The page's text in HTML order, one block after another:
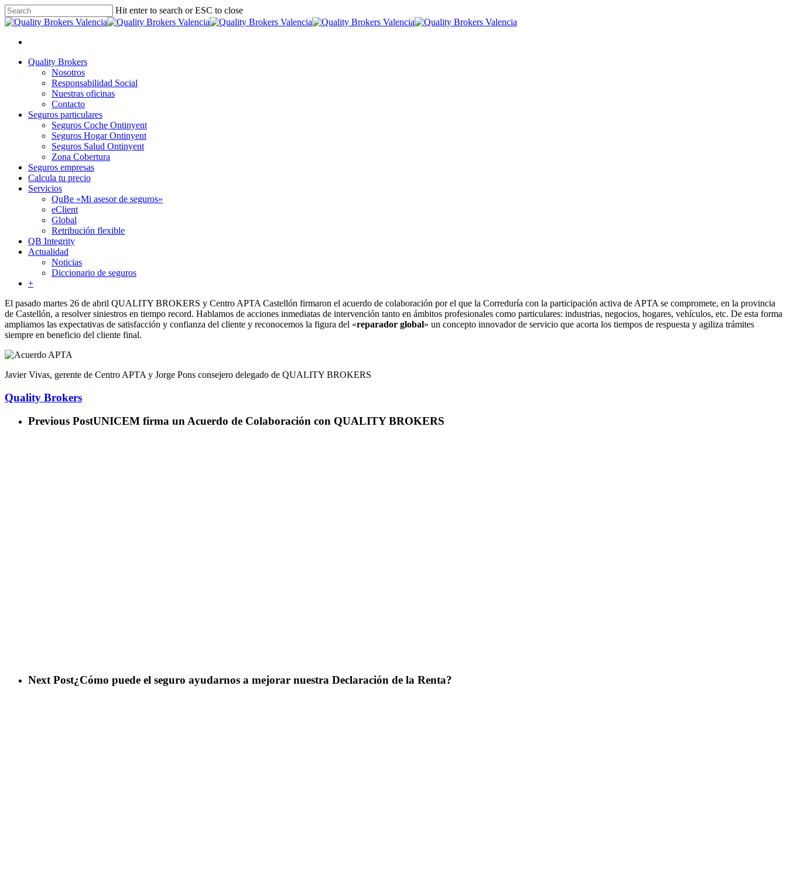
Skip
to
content
Hit enter to search or ESC to close
Close
Menu
Menu
Quality Brokers
Nosotros
Responsabilidad Social
Nuestras oficinas
Contacto
Seguros particulares
Seguros Coche Ontinyent
Seguros Hogar Ontinyent
Seguros Salud Ontinyent
Zona Cobertura
Seguros empresas
Calcula tu precio
Servicios
QuBe «Mi asesor de seguros»
eClient
Global
Retribución flexible
QB Integrity
Actualidad
Noticias
Diccionario de seguros
+
El pasado martes 26 de abril QUALITY BROKERS y Centro APTA Castellón firmaron el acuerdo de colaboración por el que la Correduría con la participación activa de APTA se compromete, en la provincia
de Castellón, a resolver siniestros en tiempo record. Hablamos de acciones inmediatas de intervención tanto en ámbitos profesionales como particulares: industrias, negocios, hogares, vehículos, etc. De esta forma
ampliamos las expectativas de satisfacción y confianza del cliente y reconocemos la figura del «reparador global» un concepto innovador de servicio que acorta los tiempos de respuesta y agiliza trámites
siempre en beneficio del cliente final.
Javier Vivas, gerente de Centro APTA y Jorge Pons consejero delegado de QUALITY BROKERS
Quality Brokers
Previous PostUNICEM firma un Acuerdo de Colaboración con QUALITY BROKERS
Next Post¿Cómo puede el seguro ayudarnos a mejorar nuestra Declaración de la Renta?